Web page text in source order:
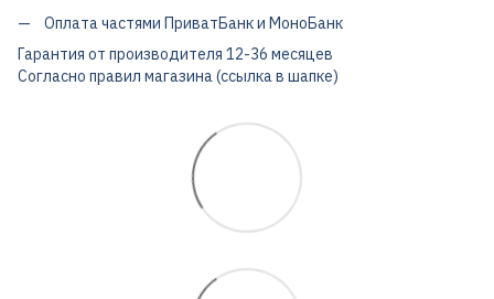
Оплата частями ПриватБанк и МоноБанк
Гарантия от производителя 12-36 месяцев
Согласно правил магазина (ссылка в шапке)